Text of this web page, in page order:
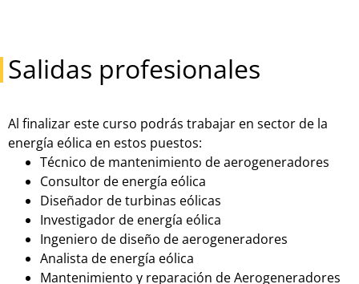
Salidas profesionales
Al finalizar este curso podrás trabajar en sector de la
energía eólica en estos puestos:
Técnico de mantenimiento de aerogeneradores
Consultor de energía eólica
Diseñador de turbinas eólicas
Investigador de energía eólica
Ingeniero de diseño de aerogeneradores
Analista de energía eólica
Mantenimiento y reparación de Aerogeneradores